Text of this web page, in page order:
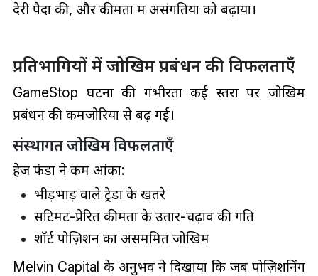
देरी पैदा की, और कीमतों में असंगतियों को बढ़ाया।
प्रतिभागियों में जोखिम प्रबंधन की विफलताएँ
GameStop घटना की गंभीरता कई स्तरों पर जोखिम
प्रबंधन की कमजोरियों से बढ़ गई।
संस्थागत जोखिम विफलताएँ
हेज फंडों ने कम आंका:
भीड़भाड़ वाले ट्रेडों के खतरे
सेंटिमेंट-प्रेरित कीमतों के उतार-चढ़ाव की गति
शॉर्ट पोज़िशन का असममित जोखिम
Melvin Capital के अनुभव ने दिखाया कि जब पोज़िशनिंग